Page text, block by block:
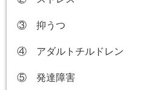
③ 抑うつ
④ アダルトチルドレン
⑤ 発達障害